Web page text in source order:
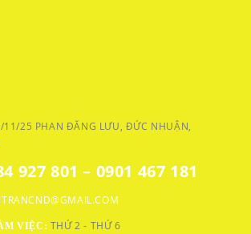
11/25 PHAN ĐĂNG LƯU, ĐỨC NHUẬN,
927 801 – 0901 467 181
VIỆC: THỨ 2 - THỨ 6